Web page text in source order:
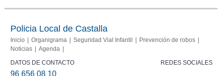
Policia Local de Castalla
Inicio Organigrama Seguridad Vial Infantil
Prevención de robos
Noticias
Agenda
DATOS DE CONTACTO
96 656 08 10
REDES SOCIALES